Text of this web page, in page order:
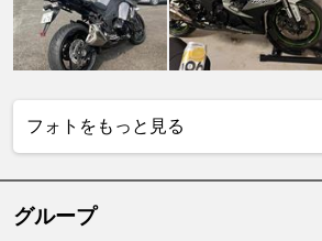
フォトをもっと見る
グループ